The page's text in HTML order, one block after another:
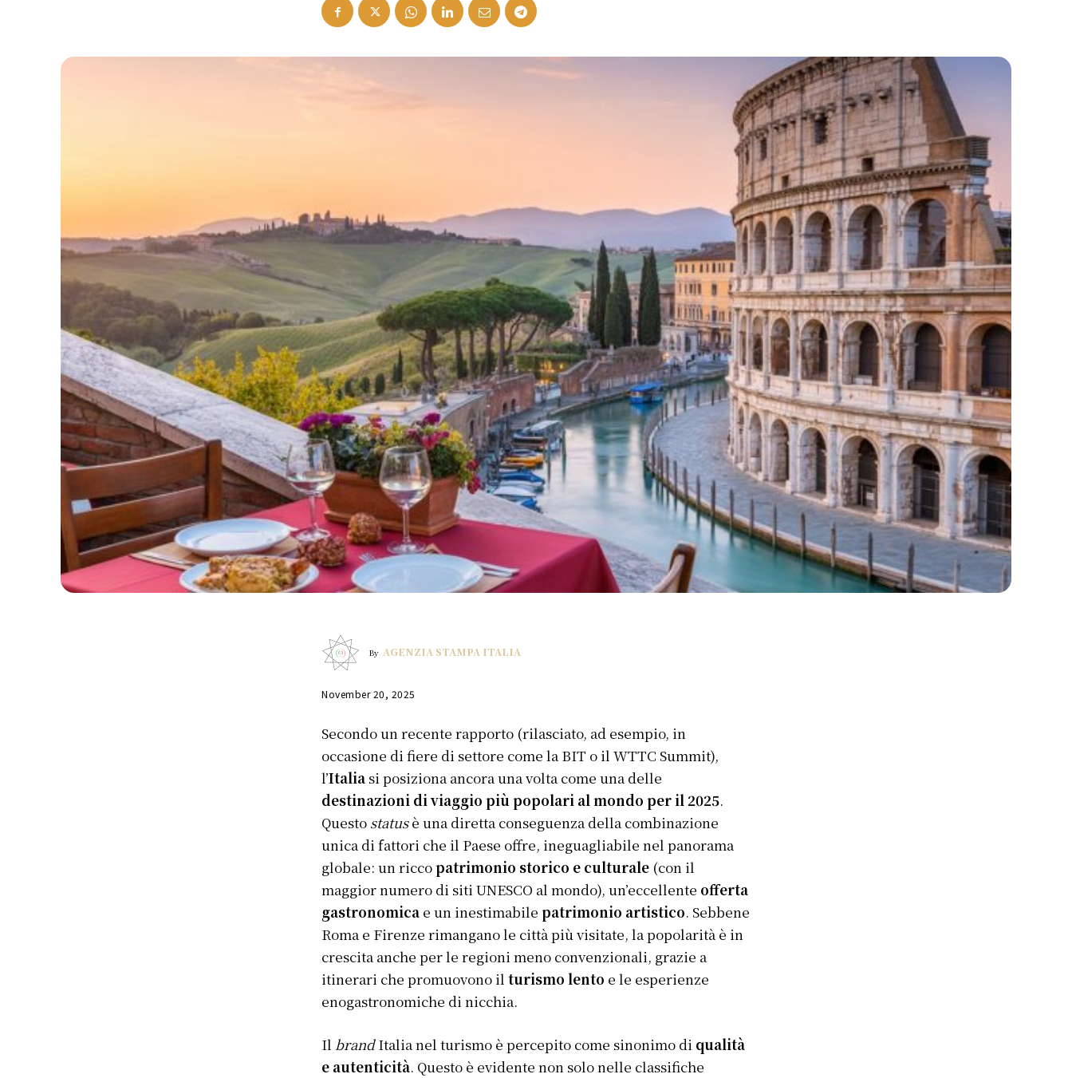
By AGENZIA STAMPA ITALIA
November 20, 2025
Secondo un recente rapporto (rilasciato, ad esempio, in
occasione di fiere di settore come la BIT o il WTTC Summit),
l’Italia si posiziona ancora una volta come una delle
destinazioni di viaggio più popolari al mondo per il 2025.
Questo statusè una diretta conseguenza della combinazione
unica di fattori che il Paese offre, ineguagliabile nel panorama
globale: un riccopatrimonio storico e culturale (con il
maggior numero di siti UNESCO al mondo), un’eccellente offerta
gastronomica e un inestimabilepatrimonio artistico. Sebbene
Roma e Firenze rimangano le città più visitate, la popolarità è in
crescita anche per le regioni meno convenzionali, grazie a
itinerari che promuovono ilturismo lento e le esperienze
enogastronomiche di nicchia.
IlbrandItalia nel turismo è percepito come sinonimo di qualità
e autenticità. Questo è evidente non solo nelle classifiche